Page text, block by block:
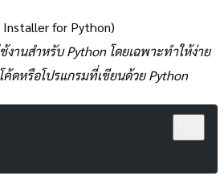
for Python)
งานสำหรับ Python โดยเฉพาะทำให้ง่าย
ดหรือโปรแกรมที่เขียนด้วย Python